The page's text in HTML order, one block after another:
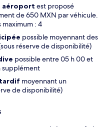
aéroport est proposé
de 650 MXN par véhicule.
: 4
possible moyennant des
réserve de disponibilité)
possible entre 05 h 00 et
supplément
moyennant un
de disponibilité)